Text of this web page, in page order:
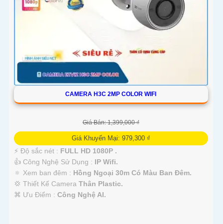
CAMERA H3C 2MP COLOR WIFI
Giá Bán: 1,399,000 ₫
Giá Khuyến Mại: 979,300 ₫
️⚡ Độ sắc nét : FULL HD 1080P .
👍 Công Nghệ Sử Dụng : IP Wifi.
🔅 Xem ban đêm : Hồng Ngoại 30m Có Màu Ban Ðêm.
💢 Thiết Kế Camera Thân Plastic.
️⌘ Ưu Điểm : Công Nghệ AI.